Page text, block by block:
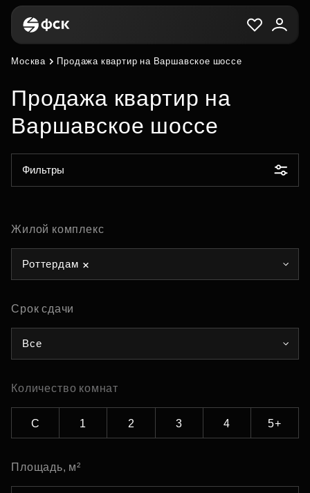
Москва Продажа квартир на Варшавское шоссе
Продажа квартир на
Варшавское шоссе
Фильтры
Жилой комплекс
Роттердам
Срок сдачи
Все
Количество комнат
С 1 2 3 4 5+
Площадь, м²